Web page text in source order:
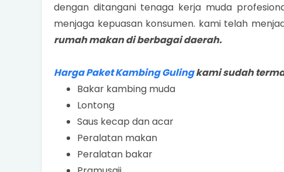
dengan ditangani tenaga kerja muda
menjaga kepuasan konsumen. kami telah
rumah makan di berbagai daerah.
Harga Paket Kambing Gulingkami sudah
Bakar kambing muda
Lontong
Saus kecap dan acar
Peralatan makan
Peralatan bakar